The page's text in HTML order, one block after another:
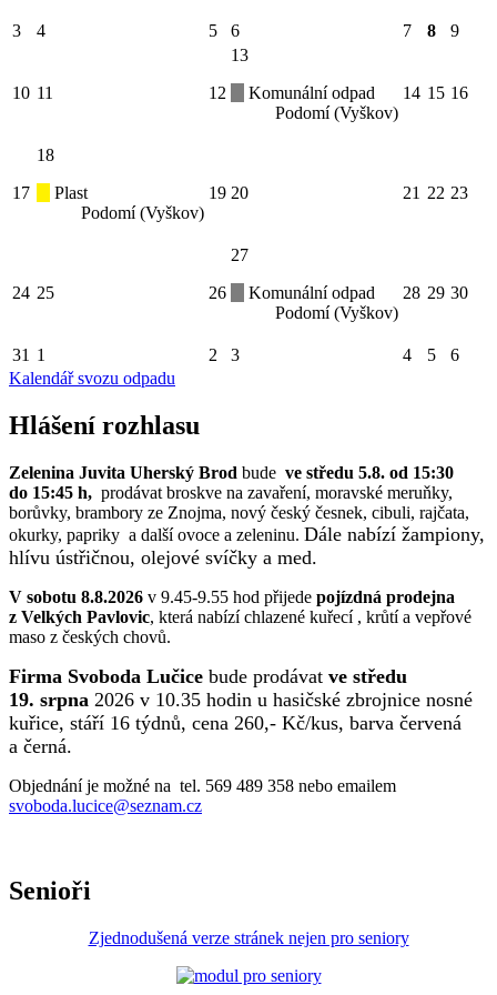
3 4 5 6 7 8 9
10 11 12
13
Komunální odpad
Podomí (Vyškov)
14 15 16
17
18
Plast
Podomí (Vyškov)
19 20 21 22 23
24 25 26
27
Komunální odpad
Podomí (Vyškov)
28 29 30
31 1 2 3 4 5
6
Kalendář svozu odpadu
Hlášení rozhlasu
Zelenina Juvita Uherský Brod bude ve středu 5.8. od 15:30
do 15:45 h, prodávat broskve na zavaření, moravské meruňky,
borůvky, brambory ze Znojma, nový český česnek, cibuli, rajčata,
okurky, papriky a další ovoce a zeleninu. Dále nabízí žampiony,
hlívu ústřičnou, olejové svíčky a med.
V sobotu 8.8.2026 v 9.45-9.55 hod přijede pojízdná prodejna
z Velkých Pavlovic, která nabízí chlazené kuřecí , krůtí a vepřové
maso z českých chovů.
Firma Svoboda Lučice bude prodávat ve středu
19. srpna 2026 v 10.35 hodin u hasičské zbrojnice nosné
kuřice, stáří 16 týdnů, cena 260,- Kč/kus, barva červená
a černá.
Objednání je možné na tel. 569 489 358 nebo emailem
svoboda.lucice@seznam.cz
Senioři
Zjednodušená verze stránek nejen pro seniory